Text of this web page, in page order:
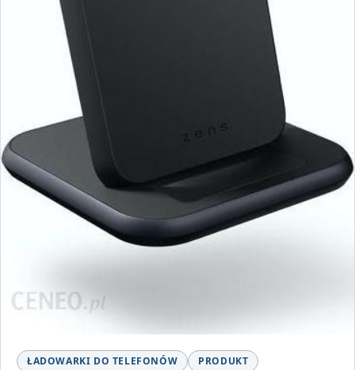
ŁADOWARKI DO TELEFONÓW PRODUKT